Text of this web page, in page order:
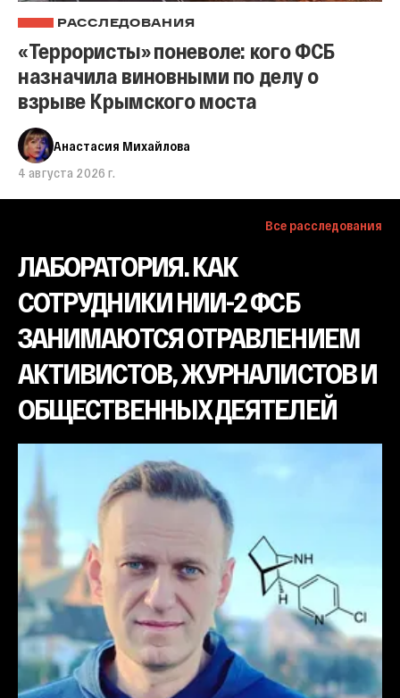
РАССЛЕДОВАНИЯ
«Террористы» поневоле: кого ФСБ
назначила виновными по делу о
взрыве Крымского моста
Анастасия Михайлова
4 августа 2026 г.
Все расследования
ЛАБОРАТОРИЯ. КАК
СОТРУДНИКИ НИИ-2 ФСБ
ЗАНИМАЮТСЯ ОТРАВЛЕНИЕМ
АКТИВИСТОВ, ЖУРНАЛИСТОВ И
ОБЩЕСТВЕННЫХ ДЕЯТЕЛЕЙ